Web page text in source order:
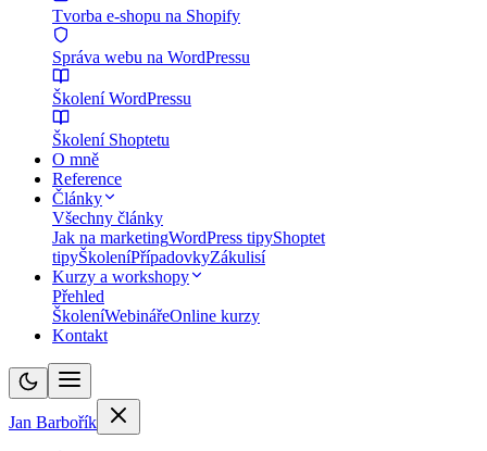
Tvorba e-shopu na Shopify
Správa webu na WordPressu
Školení WordPressu
Školení Shoptetu
O mně
Reference
Články
Všechny články
Jak na marketingWordPress tipyShoptet
tipyŠkoleníPřípadovkyZákulisí
Kurzy a workshopy
Přehled
ŠkoleníWebinářeOnline kurzy
Kontakt
Jan Barbořík